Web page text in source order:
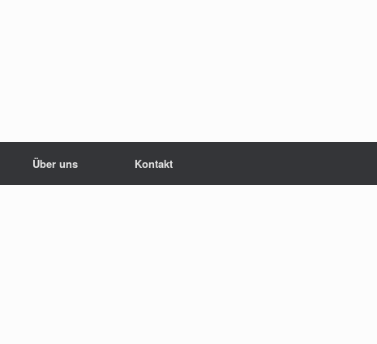
Über uns Kontakt